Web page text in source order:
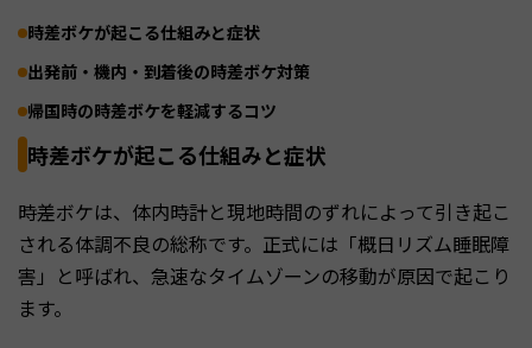
時差ボケが起こる仕組みと症状
出発前・機内・到着後の時差ボケ対策
帰国時の時差ボケを軽減するコツ
時差ボケが起こる仕組みと症状
時差ボケは、体内時計と現地時間のずれによって引き起こ
される体調不良の総称です。正式には「概日リズム睡眠障
害」と呼ばれ、急速なタイムゾーンの移動が原因で起こり
ます。